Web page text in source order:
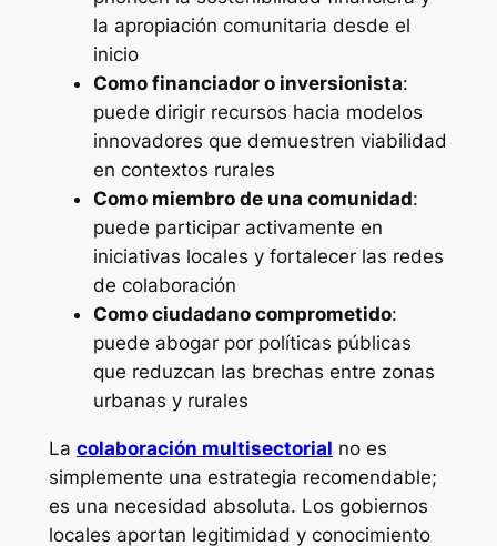
la apropiación comunitaria desde el
inicio
Como financiador o inversionista:
puede dirigir recursos hacia modelos
innovadores que demuestren viabilidad
en contextos rurales
Como miembro de una comunidad:
puede participar activamente en
iniciativas locales y fortalecer las redes
de colaboración
Como ciudadano comprometido:
puede abogar por políticas públicas
que reduzcan las brechas entre zonas
urbanas y rurales
La colaboración multisectorial no es
simplemente una estrategia recomendable;
es una necesidad absoluta. Los gobiernos
locales aportan legitimidad y conocimiento